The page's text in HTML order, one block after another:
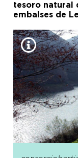
tesoro natural
embalses de